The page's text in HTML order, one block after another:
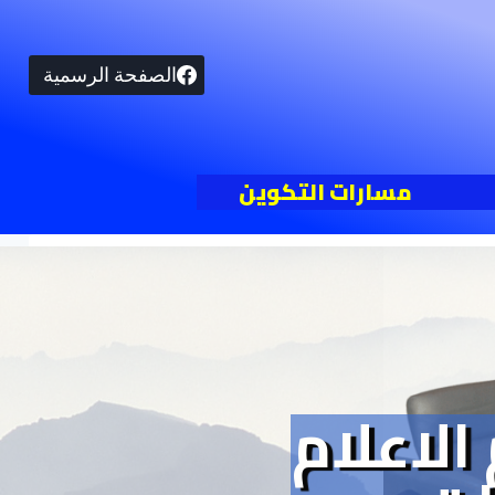
الصفحة الرسمية
مسارات التكوين